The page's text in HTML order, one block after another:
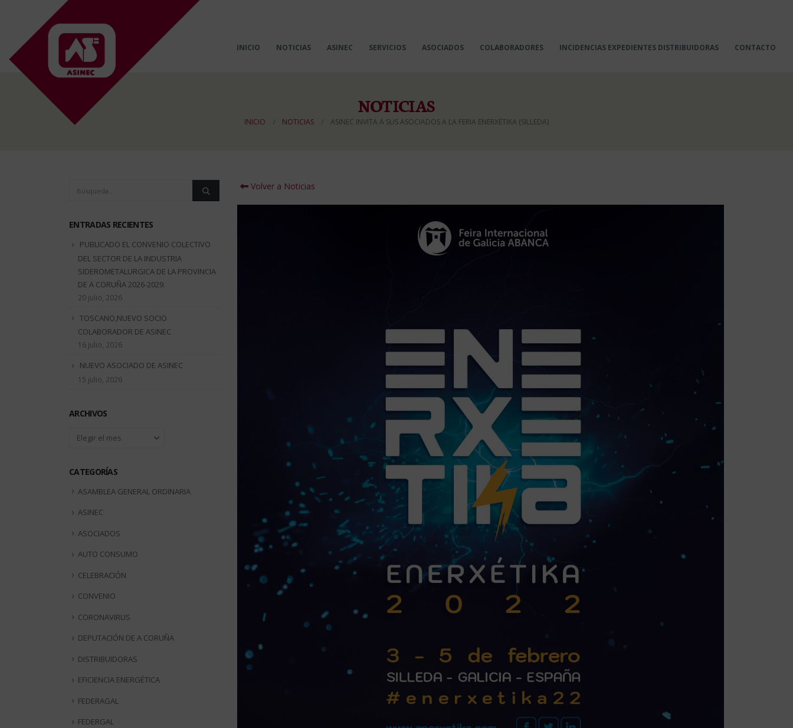
INICIO NOTICIAS ASINEC SERVICIOS ASOCIADOS COLABORADORES INCIDENCIAS EXPEDIENTES DISTRIBUIDORAS CONTACTO
NOTICIAS
INICIO NOTICIAS ASINEC INVITA A SUS ASOCIADOS A LA FERIA ENERXÉTIKA (SILLEDA)
Volver a Noticias
ENTRADAS RECIENTES
PUBLICADO EL CONVENIO COLECTIVO
DEL SECTOR DE LA INDUSTRIA
SIDEROMETALURGICA DE LA PROVINCIA
DE A CORUÑA 2026-2029.
20 julio, 2026
TOSCANO,NUEVO SOCIO
COLABORADOR DE ASINEC
16 julio, 2026
NUEVO ASOCIADO DE ASINEC
15 julio, 2026
ARCHIVOS
Archivos
CATEGORÍAS
ASAMBLEA GENERAL ORDINARIA
ASINEC
ASOCIADOS
AUTO CONSUMO
CELEBRACIÓN
CONVENIO
CORONAVIRUS
DEPUTACIÓN DE A CORUÑA
DISTRIBUIDORAS
EFICIENCIA ENERGÉTICA
FEDERAGAL
FEDERGAL